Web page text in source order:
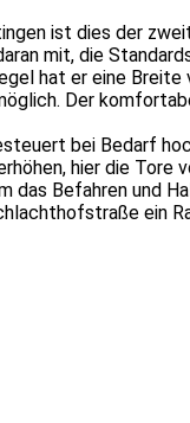
ist dies der
mit, die
hat er eine
Der
bei Bedarf
hier die Tore
Befahren und
ein